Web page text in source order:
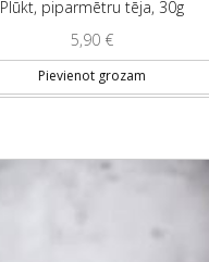
Plūkt, piparmētru tēja, 30g
5,90 €
Pievienot grozam